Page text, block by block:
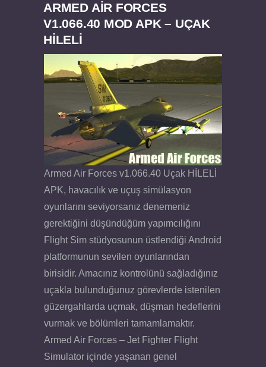
Dream Road Multiplayer v1.4.2 PARA HİLELİ
Felix the Reaper v1.25 FULL APK
ARMED AIR FORCES
V1.066.40 MOD APK – UÇAK
HİLELİ
Armed Air Forces v1.066.40 Uçak HİLELİ
APK, havacılık ve uçuş simülasyon
oyunlarını seviyorsanız denemeniz
gerektiğini düşündüğüm yapımcılığını
Flight Sim stüdyosunun üstlendiği Android
platformunun sevilen oyunlarından
birisidir. Amacınız kontrolünü sağladığınız
uçakla bulunduğunuz görevlerde istenilen
güzergahlarda uçmak, düşman hedeflerini
vurmak ve bölümleri tamamlamaktır.
Armed Air Forces – Jet Fighter Flight
Simulator içinde yaşanan genel